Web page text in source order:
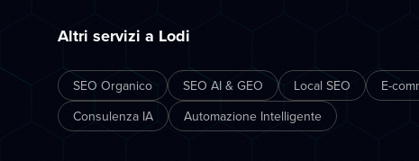
Altri servizi a Lodi
SEO Organico SEO AI & GEO Local SEO E-
Consulenza IA
Automazione Intelligente